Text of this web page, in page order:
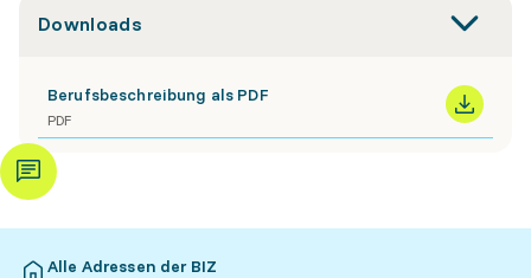
Downloads
Berufsbeschreibung als PDF
PDF
Alle Adressen der BIZ